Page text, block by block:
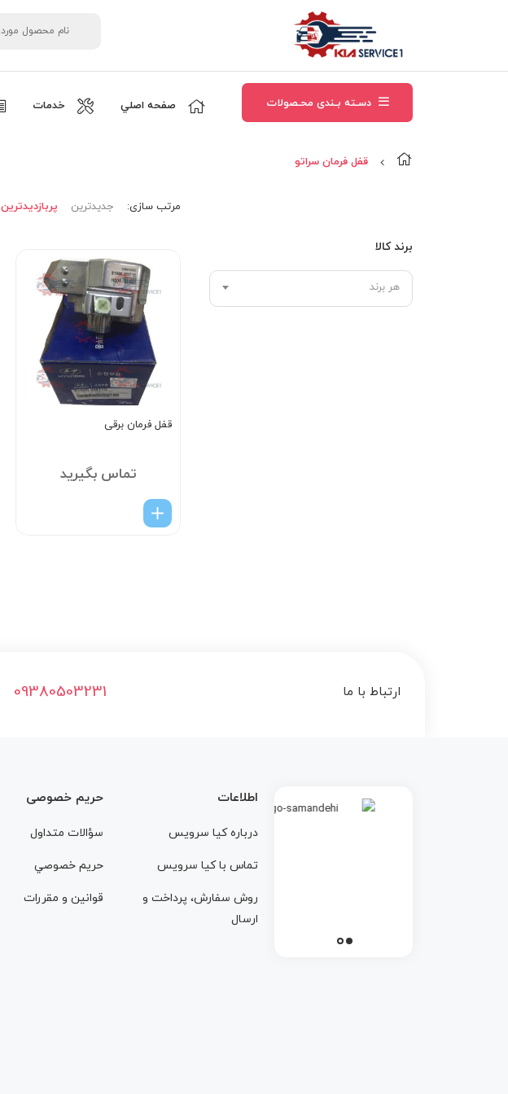
دسـته بـندی محـصولات صفحه اصلي خدمات
قفل فرمان سراتو
برند کالا
هر برند
مرتب‌ سازی: جدیدترین پربازدیدترین
قفل فرمان برقی
تماس بگیرید
ارتباط با ما 09380503231
اطلاعات
درباره کيا سرويس
تماس با کيا سرويس
روش سفارش، پرداخت و
ارسال
حریم خصوصی
سؤالات متداول
حريم خصوصي
قوانين و مقررات